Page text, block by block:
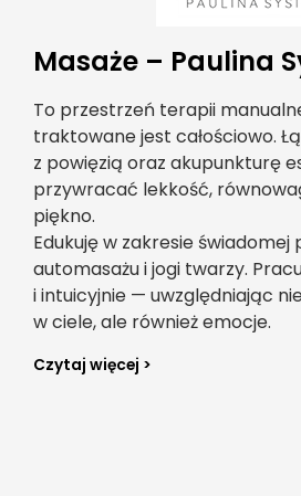
Masaże – Paulina
To przestrzeń terapii
traktowane jest całościowo.
z powięzią oraz akupunkturę
przywracać lekkość,
piękno.
Edukuję w zakresie świadomej
automasażu i jogi twarzy.
i intuicyjnie — uwzględniając
w ciele, ale również emocje.
Czytaj więcej >